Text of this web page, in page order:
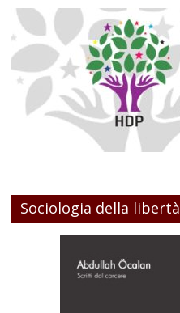
Sociologia della libertà